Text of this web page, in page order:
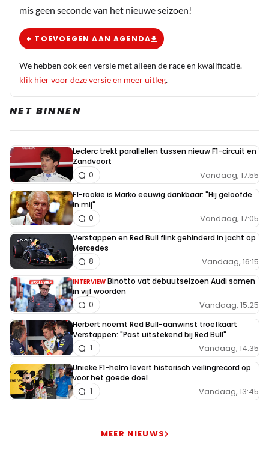
mis geen seconde van het nieuwe seizoen!
+ TOEVOEGEN AAN AGENDA
We hebben ook een versie met alleen de race en kwalificatie.
klik hier voor deze versie en meer uitleg.
NET BINNEN
Leclerc trekt parallellen tussen nieuw F1-circuit en
Zandvoort
Vandaag, 17:55
0
F1-rookie is Marko eeuwig dankbaar: "Hij geloofde
in mij"
Vandaag, 17:05
0
Verstappen en Red Bull flink gehinderd in jacht op
Mercedes
Vandaag, 16:15
8
INTERVIEW Binotto vat debuutseizoen Audi samen
in vijf woorden
Vandaag, 15:25
0
Herbert noemt Red Bull-aanwinst troefkaart
Verstappen: "Past uitstekend bij Red Bull"
Vandaag, 14:35
1
Unieke F1-helm levert historisch veilingrecord op
voor het goede doel
Vandaag, 13:45
1
MEER NIEUWS